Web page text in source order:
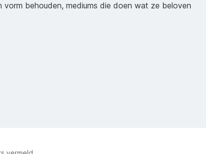
behouden, mediums die doen wat ze beloven